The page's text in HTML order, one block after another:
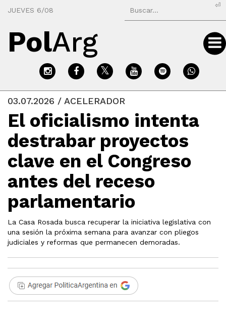
JUEVES 6/08
⏎
PolArg
03.07.2026 / ACELERADOR
El oficialismo intenta
destrabar proyectos
clave en el Congreso
antes del receso
parlamentario
La Casa Rosada busca recuperar la iniciativa legislativa con
una sesión la próxima semana para avanzar con pliegos
judiciales y reformas que permanecen demoradas.